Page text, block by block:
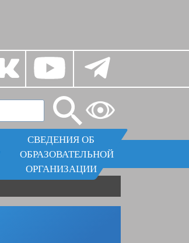
СВЕДЕНИЯ ОБ
ОБРАЗОВАТЕЛЬНОЙ
ОРГАНИЗАЦИИ